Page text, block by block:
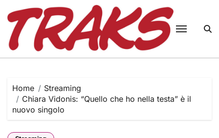
content
Home
Streaming
Chiara Vidonis: “Quello che ho nella testa” è il
nuovo singolo